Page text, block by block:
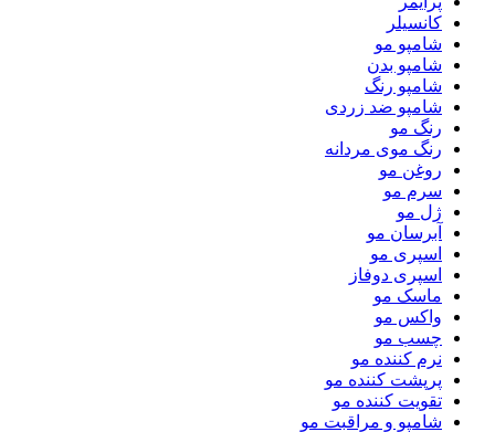
کانسیلر
شامپو مو
شامپو بدن
شامپو رنگ
شامپو ضد زردی
رنگ مو
رنگ موی مردانه
روغن مو
سرم مو
ژل مو
آبرسان مو
اسپری مو
اسپری دوفاز
ماسک مو
واکس مو
چسب مو
نرم کننده مو
پرپشت کننده مو
تقویت کننده مو
شامپو و مراقبت مو